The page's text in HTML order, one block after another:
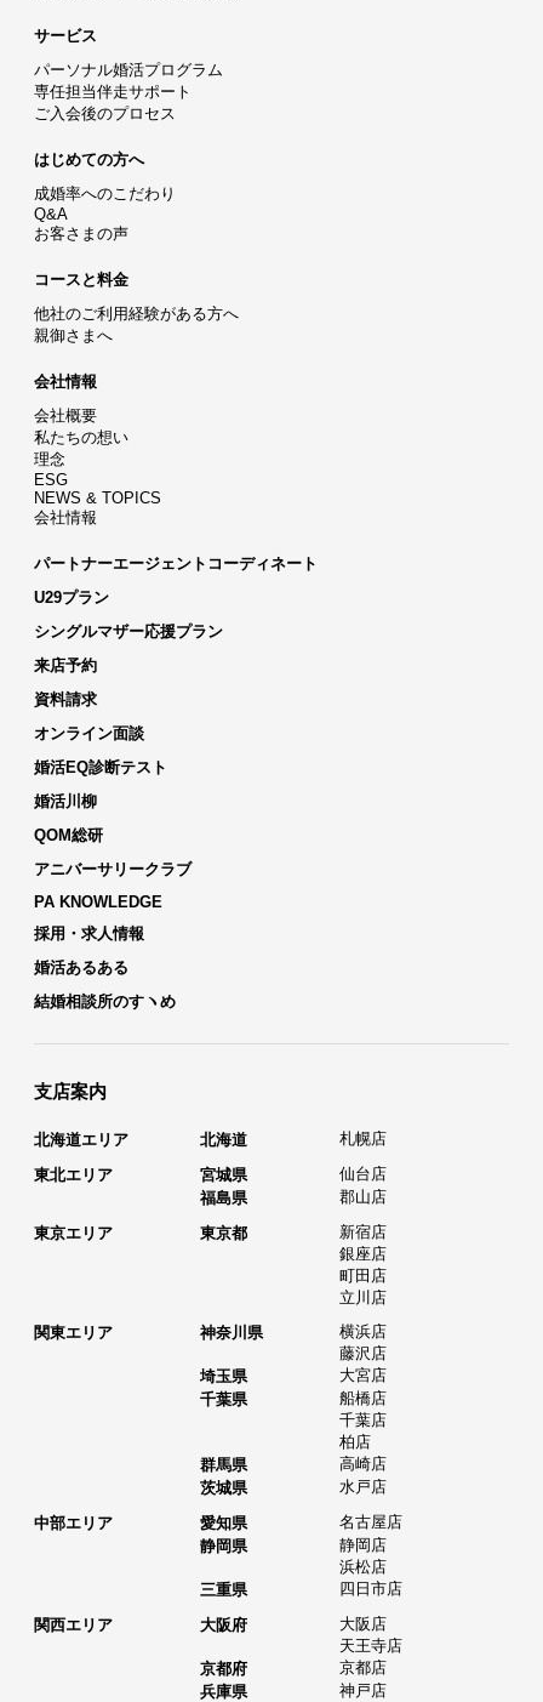
サービス
パーソナル婚活プログラム
専任担当伴走サポート
ご入会後のプロセス
はじめての方へ
成婚率へのこだわり
Q&A
お客さまの声
コースと料金
他社のご利用経験がある方へ
親御さまへ
会社情報
会社概要
私たちの想い
理念
ESG
NEWS & TOPICS
会社情報
パートナーエージェントコーディネート
U29プラン
シングルマザー応援プラン
来店予約
資料請求
オンライン面談
婚活EQ診断テスト
婚活川柳
QOM総研
アニバーサリークラブ
PA KNOWLEDGE
採用・求人情報
婚活あるある
結婚相談所のすヽめ
支店案内
北海道エリア 北海道
札幌店
東北エリア
宮城県
仙台店
福島県
郡山店
東京エリア
東京都
新宿店
銀座店
町田店
立川店
関東エリア
神奈川県
横浜店
藤沢店
埼玉県
大宮店
千葉県
船橋店
千葉店
柏店
群馬県
高崎店
茨城県
水戸店
中部エリア
愛知県
名古屋店
静岡県
静岡店
浜松店
三重県
四日市店
関西エリア
大阪府
大阪店
天王寺店
京都府
京都店
兵庫県
神戸店